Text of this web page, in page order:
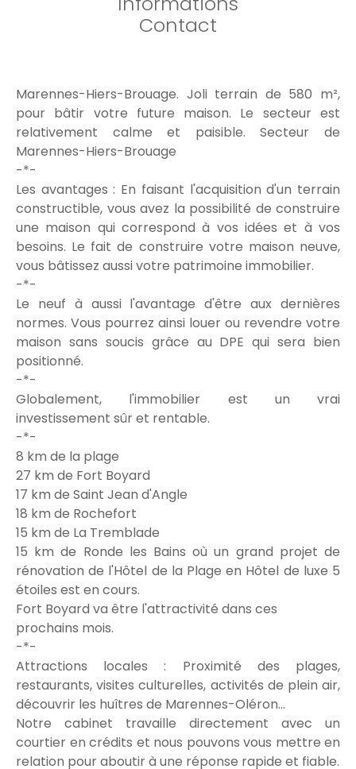
Contact
Marennes-Hiers-Brouage. Joli terrain de 580 m²,
pour bâtir votre future maison. Le secteur est
relativement calme et paisible. Secteur de
Marennes-Hiers-Brouage
-*-
Les avantages : En faisant l'acquisition d'un terrain
constructible, vous avez la possibilité de construire
une maison qui correspond à vos idées et à vos
besoins. Le fait de construire votre maison neuve,
vous bâtissez aussi votre patrimoine immobilier.
-*-
Le neuf à aussi l'avantage d'être aux dernières
normes. Vous pourrez ainsi louer ou revendre votre
maison sans soucis grâce au DPE qui sera bien
positionné.
-*-
Globalement, l'immobilier est un vrai
investissement sûr et rentable.
-*-
8 km de la plage
27 km de Fort Boyard
17 km de Saint Jean d'Angle
18 km de Rochefort
15 km de La Tremblade
15 km de Ronde les Bains où un grand projet de
rénovation de l'Hôtel de la Plage en Hôtel de luxe 5
étoiles est en cours.
Fort Boyard va être l'attractivité dans ces
prochains mois.
-*-
Attractions locales : Proximité des plages,
restaurants, visites culturelles, activités de plein air,
découvrir les huîtres de Marennes-Oléron...
Notre cabinet travaille directement avec un
courtier en crédits et nous pouvons vous mettre en
relation pour aboutir à une réponse rapide et fiable.